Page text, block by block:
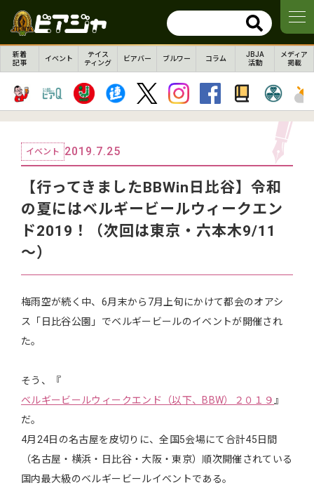
新着
記事
イベント
テイス
ティング
ビアバー ブルワー コラム
JBJA
活動
メディア
掲載
イベント 2019.7.25
【行ってきましたBBWin日比谷】令和
の夏にはベルギービールウィークエン
ド2019！（次回は東京・六本木9/11
～）
梅雨空が続く中、6月末から7月上旬にかけて都会のオアシ
ス「日比谷公園」でベルギービールのイベントが開催され
た。
そう、『
ベルギービールウィークエンド（以下、BBW）２０１９ 』
だ。
4月24日の名古屋を皮切りに、全国5会場にて合計45日間
（名古屋・横浜・日比谷・大阪・東京）順次開催されている
国内最大級のベルギービールイベントである。